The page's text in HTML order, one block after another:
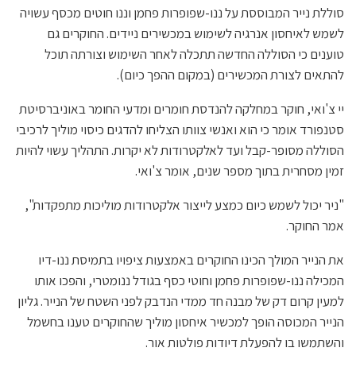
סוללת נייר המבוססת על ננו-שפופרות פחמן וננו חוטים מכסף עשויה
לשמש לאיחסון אנרגיה לשימוש במכשירים ניידים. החוקרים גם
טוענים כי הסוללה החדשה תתכלה לאחר השימוש וצורתה תוכל
להתאים לצורת המכשירים (במקום ההפך כיום).
יי צ'ואי, חוקר במחלקה להנדסת חומרים ומדעי החומר באוניברסיטת
סטנפורד אומר כי הוא ואנשי צוותו הצליחו להדגים כיסוי מוליך לרכיבי
הסוללה מסופר-קבל ועד לאלקטרודות לא יקרות. התהליך עשוי להיות
זמין מסחרית בתוך מספר שנים, אומר צ'ואי.
"ניר יכול לשמש כיום כמצע לייצור אלקטרודות מוליכות מתפקדות",
אמר החוקר.
את הנייר המולך הכינו החוקרים באמצעות ציפויו בתמיסת ננו-דיו
המכילה ננו-שפופרות פחמן וחוטי כסף בגודל ננומטרי, והפכו אותו
למעין קרום דק של מבנה חד ממדי הנדבק לפני השטח של הנייר. גליון
הנייר המכוסה הופך למכשיר איחסון מוליך שהחוקרים טענו בחשמל
והשתמשו בו להפעלת דיודות פולטות אור.